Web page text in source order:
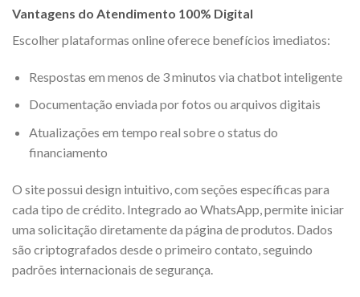
Vantagens do Atendimento 100% Digital
Escolher plataformas online oferece benefícios imediatos:
Respostas em menos de 3 minutos via chatbot inteligente
Documentação enviada por fotos ou arquivos digitais
Atualizações em tempo real sobre o status do
financiamento
O site possui design intuitivo, com seções específicas para
cada tipo de crédito. Integrado ao WhatsApp, permite iniciar
uma solicitação diretamente da página de produtos. Dados
são criptografados desde o primeiro contato, seguindo
padrões internacionais de segurança.